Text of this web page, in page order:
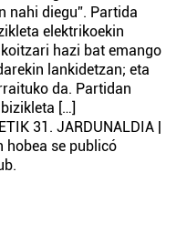
nahi diegu”. Partida
elektrikoekin
hazi bat emango
lankidetzan; eta
da. Partidan
[…]
31. JARDUNALDIA |
hobea se publicó